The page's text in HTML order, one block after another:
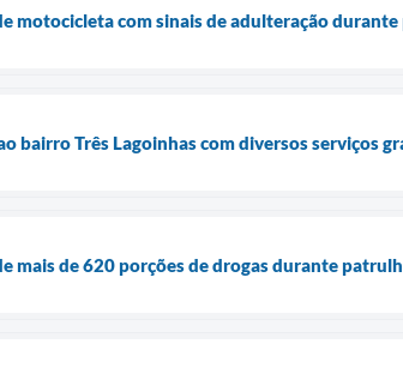
motocicleta com sinais de adulteração
bairro Três Lagoinhas com diversos serviços
mais de 620 porções de drogas durante